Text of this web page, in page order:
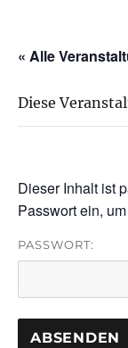
« Alle
Diese
Dieser Inhalt ist
Passwort ein,
PASSWORT: